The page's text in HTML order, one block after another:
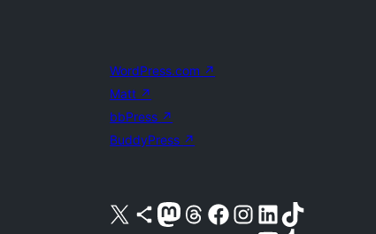
WordPress.com ↗
Matt ↗
bbPress ↗
BuddyPress ↗
Bezoek ons X (voorheen Twitter) account
Bezoek ons Bluesky account
Bezoek ons Mastodon account
Bezoek ons Threads account
Onze Facebook pagina bezoeken
Bezoek ons Instagram account
Bezoek ons LinkedIn account
Bezoek ons TikTok account